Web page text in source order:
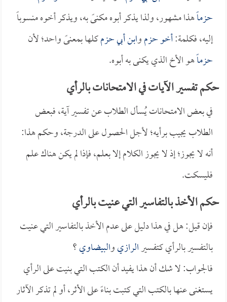
حزماًهذا مشهور، ولذا يذكر أبوه مكنىً به، ويذكر أخوه منسوباً
إليه، فكلمة:أخو حزموابن أبي حزمكلها بمعنىً واحد؛ لأن
حزماًهو الأخ الذي يكنى به أبوه.
حكم تفسير الآيات في الامتحانات بالرأي
في بعض الامتحانات يُسأل الطلاب عن تفسير آية، فبعض
الطلاب يجيب برأيه؛ لأجل الحصول على الدرجة، وحكم هذا:
أنه لا يجوز؛ إذ لا يجوز الكلام إلا بعلم، فإذا لم يكن هناك علم
فليسكت.
حكم الأخذ بالتفاسير التي عنيت بالرأي
فإن قيل: هل في هذا دليل على عدم الأخذ بالتفاسير التي عنيت
بالتفسير بالرأي كتفسيرالرازيوالبيضاوي؟
فالجواب: لا شك أن هذا يفيد أن الكتب التي بنيت على الرأي
يستغنى عنها بالكتب التي كتبت بناءً على الأثر، أو لم تذكر الآثار